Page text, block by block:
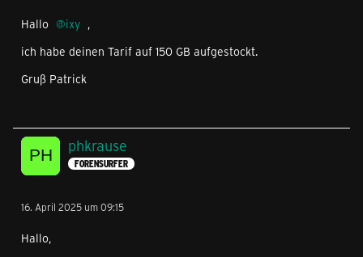
Hallo ixy ,
ich habe deinen Tarif auf 150 GB aufgestockt.
Gruß Patrick
phkrause
FORENSURFER
16. April 2025 um 09:15
Hallo,